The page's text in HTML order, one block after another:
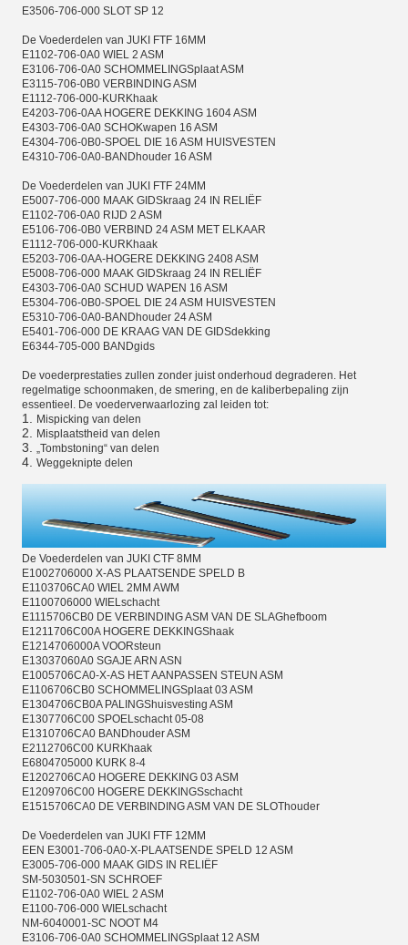
E3506-706-000 SLOT SP 12
De Voederdelen van JUKI FTF 16MM
E1102-706-0A0 WIEL 2 ASM
E3106-706-0A0 SCHOMMELINGSplaat ASM
E3115-706-0B0 VERBINDING ASM
E1112-706-000-KURKhaak
E4203-706-0AA HOGERE DEKKING 1604 ASM
E4303-706-0A0 SCHOKwapen 16 ASM
E4304-706-0B0-SPOEL DIE 16 ASM HUISVESTEN
E4310-706-0A0-BANDhouder 16 ASM
De Voederdelen van JUKI FTF 24MM
E5007-706-000 MAAK GIDSkraag 24 IN RELIËF
E1102-706-0A0 RIJD 2 ASM
E5106-706-0B0 VERBIND 24 ASM MET ELKAAR
E1112-706-000-KURKhaak
E5203-706-0AA-HOGERE DEKKING 2408 ASM
E5008-706-000 MAAK GIDSkraag 24 IN RELIËF
E4303-706-0A0 SCHUD WAPEN 16 ASM
E5304-706-0B0-SPOEL DIE 24 ASM HUISVESTEN
E5310-706-0A0-BANDhouder 24 ASM
E5401-706-000 DE KRAAG VAN DE GIDSdekking
E6344-705-000 BANDgids
De voederprestaties zullen zonder juist onderhoud degraderen. Het
regelmatige schoonmaken, de smering, en de kaliberbepaling zijn
essentieel. De voederverwaarlozing zal leiden tot:
1. Mispicking van delen
2. Misplaatstheid van delen
3. „Tombstoning“ van delen
4. Weggeknipte delen
De Voederdelen van JUKI CTF 8MM
E1002706000 X-AS PLAATSENDE SPELD B
E1103706CA0 WIEL 2MM AWM
E1100706000 WIELschacht
E1115706CB0 DE VERBINDING ASM VAN DE SLAGhefboom
E1211706C00A HOGERE DEKKINGShaak
E1214706000A VOORsteun
E13037060A0 SGAJE ARN ASN
E1005706CA0-X-AS HET AANPASSEN STEUN ASM
E1106706CB0 SCHOMMELINGSplaat 03 ASM
E1304706CB0A PALINGShuisvesting ASM
E1307706C00 SPOELschacht 05-08
E1310706CA0 BANDhouder ASM
E2112706C00 KURKhaak
E6804705000 KURK 8-4
E1202706CA0 HOGERE DEKKING 03 ASM
E1209706C00 HOGERE DEKKINGSschacht
E1515706CA0 DE VERBINDING ASM VAN DE SLOThouder
De Voederdelen van JUKI FTF 12MM
EEN E3001-706-0A0-X-PLAATSENDE SPELD 12 ASM
E3005-706-000 MAAK GIDS IN RELIËF
SM-5030501-SN SCHROEF
E1102-706-0A0 WIEL 2 ASM
E1100-706-000 WIELschacht
NM-6040001-SC NOOT M4
E3106-706-0A0 SCHOMMELINGSplaat 12 ASM